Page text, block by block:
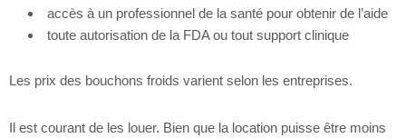
accès à un professionnel de la santé pour obtenir de l’aide
toute autorisation de la FDA ou tout support clinique
Les prix des bouchons froids varient selon les entreprises.
Il est courant de les louer. Bien que la location puisse être moins